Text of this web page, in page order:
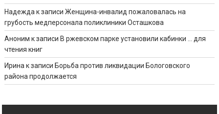
Надежда к записиЖенщина-инвалид пожаловалась на
грубость медперсонала поликлиники Осташкова
Аноним к записи В ржевском парке установили кабинки … для
чтения книг
Ирина к записи Борьба против ликвидации Бологовского
района продолжается